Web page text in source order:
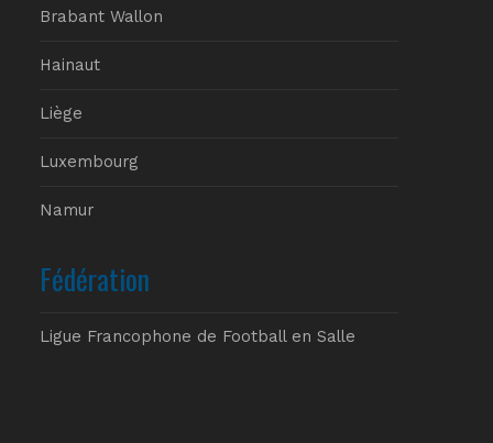
Brabant Wallon
Hainaut
Liège
Luxembourg
Namur
Fédération
Ligue Francophone de Football en Salle